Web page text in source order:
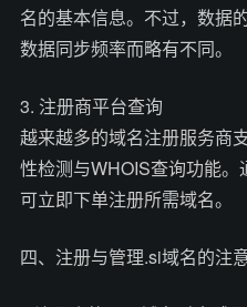
名的基本信息。不过，数据
数据同步频率而略有不同。
3. 注册商平台查询
越来越多的域名注册服务商
性检测与WHOIS查询功能
可立即下单注册所需域名。
四、注册与管理.si域名的注